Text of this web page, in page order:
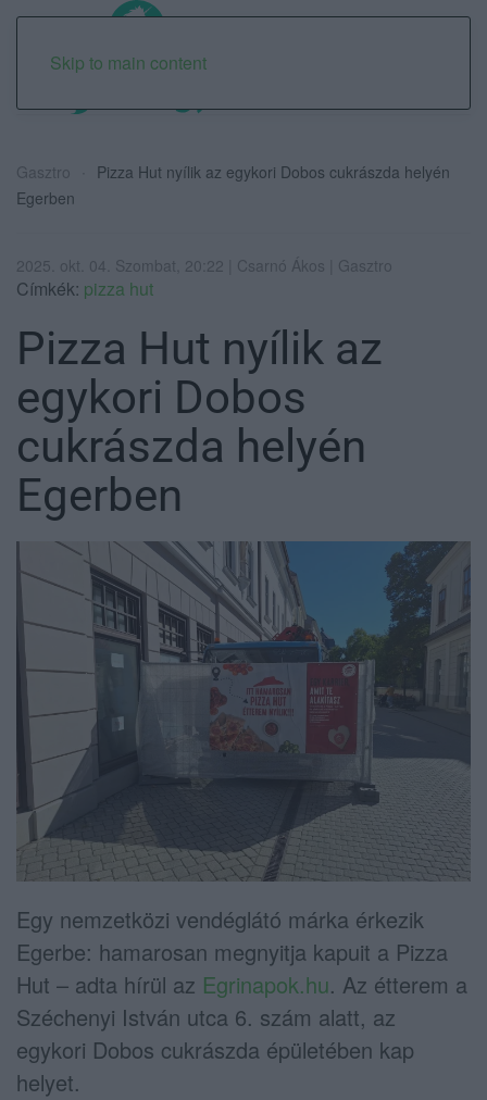
Skip to main content
Gasztro
Pizza Hut nyílik az egykori Dobos cukrászda helyén
Egerben
2025. okt. 04. Szombat, 20:22 | Csarnó Ákos | Gasztro
Címkék: pizza hut
Pizza Hut nyílik az
egykori Dobos
cukrászda helyén
Egerben
Egy nemzetközi vendéglátó márka érkezik
Egerbe: hamarosan megnyitja kapuit a Pizza
Hut – adta hírül az Egrinapok.hu. Az étterem a
Széchenyi István utca 6. szám alatt, az
egykori Dobos cukrászda épületében kap
helyet.